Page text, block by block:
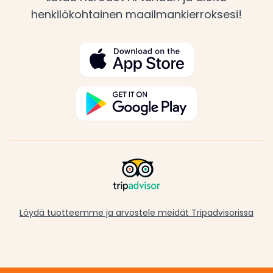
henkilökohtainen maailmankierroksesi!
Löydä tuotteemme ja arvostele meidät Tripadvisorissa